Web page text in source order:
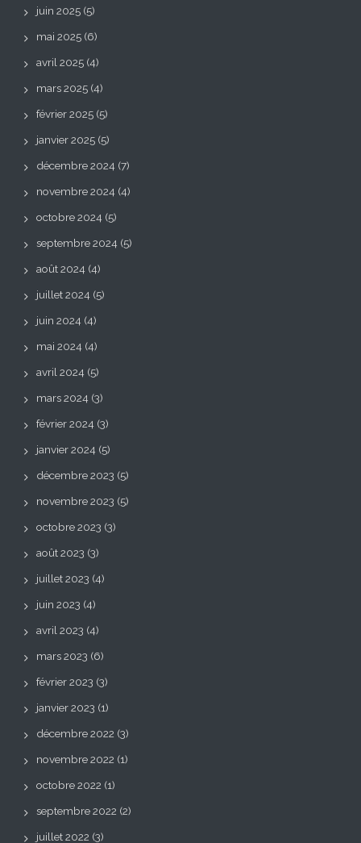
juin 2025 (5)
mai 2025 (6)
avril 2025 (4)
mars 2025 (4)
février 2025 (5)
janvier 2025 (5)
décembre 2024 (7)
novembre 2024 (4)
octobre 2024 (5)
septembre 2024 (5)
août 2024 (4)
juillet 2024 (5)
juin 2024 (4)
mai 2024 (4)
avril 2024 (5)
mars 2024 (3)
février 2024 (3)
janvier 2024 (5)
décembre 2023 (5)
novembre 2023 (5)
octobre 2023 (3)
août 2023 (3)
juillet 2023 (4)
juin 2023 (4)
avril 2023 (4)
mars 2023 (6)
février 2023 (3)
janvier 2023 (1)
décembre 2022 (3)
novembre 2022 (1)
octobre 2022 (1)
septembre 2022 (2)
juillet 2022 (3)